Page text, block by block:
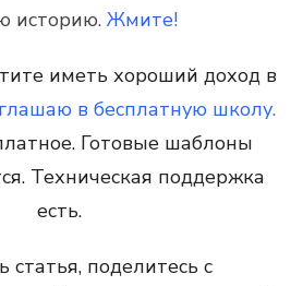
историю. Жмите!
иметь хороший доход в
в бесплатную школу.
Готовые шаблоны
Техническая поддержка
есть.
статья, поделитесь с